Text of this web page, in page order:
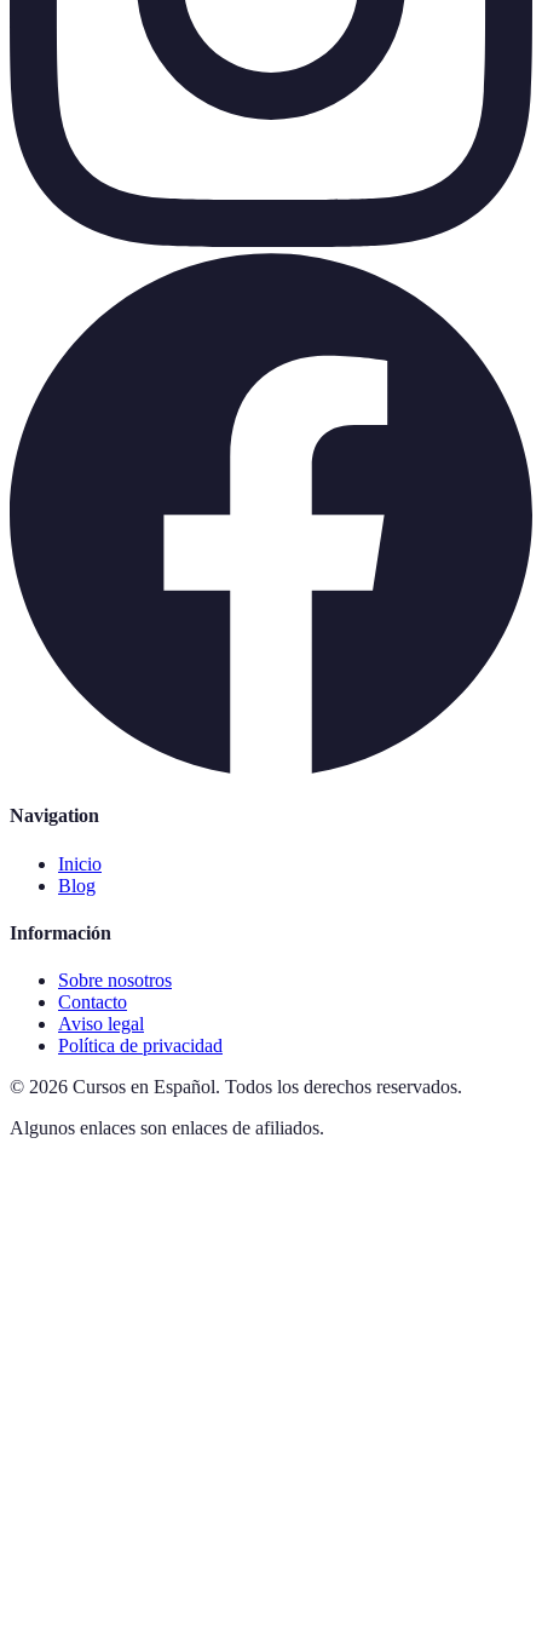
Navigation
Inicio
Blog
Información
Sobre nosotros
Contacto
Aviso legal
Política de privacidad
© 2026 Cursos en Español. Todos los derechos reservados.
Algunos enlaces son enlaces de afiliados.